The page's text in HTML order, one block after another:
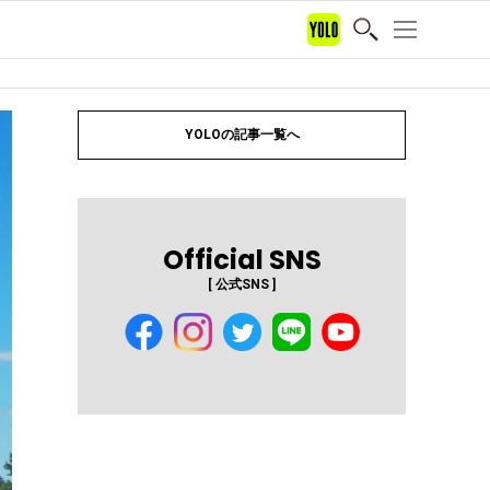
YOLOの記事一覧へ
Official SNS
[ 公式SNS ]